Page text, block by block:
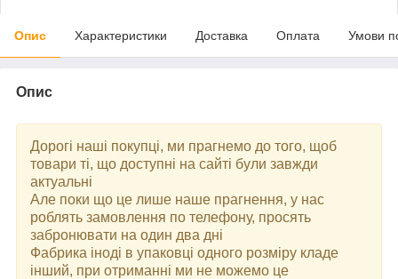
Опис Характеристики Доставка Оплата Умови
Опис
Дорогі наші покупці, ми прагнемо до того, щоб
товари ті, що доступні на сайті були завжди
актуальні
Але поки що це лише наше прагнення, у нас
роблять замовлення по телефону, просять
забронювати на один два дні
Фабрика іноді в упаковці одного розміру кладе
інший, при отриманні ми не можемо це